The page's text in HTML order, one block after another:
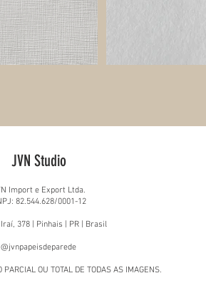
JVN Studio
Import e Export Ltda.
82.544.628/0001-12
378 | Pinhais | PR | Brasil
@jvnpapeisdeparede
PARCIAL OU TOTAL DE TODAS AS IMAGENS.